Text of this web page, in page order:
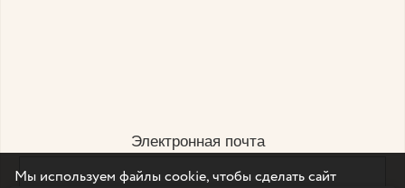
Электронная почта
Мы используем файлы cookie, чтобы сделать сайт